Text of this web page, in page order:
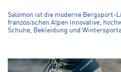
Salomon ist die moderne Bergsport-
französischen Alpen innovative,
Schuhe, Bekleidung und
Menschen herauszuholen.